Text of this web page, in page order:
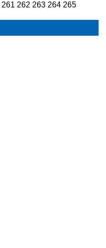
261 262 263 264 265